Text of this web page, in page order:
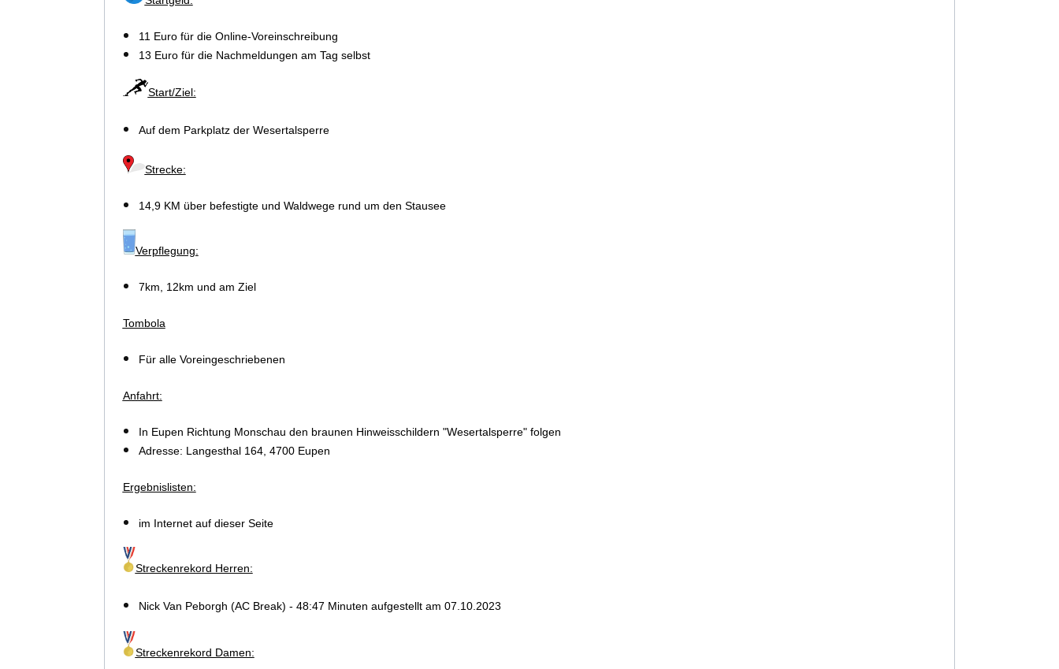
11 Euro für die Online-Voreinschreibung
13 Eurofür die Nachmeldungen am Tag selbst
Start/Ziel:
Auf dem Parkplatz der Wesertalsperre
Strecke:
14,9 KM über befestigte und Waldwege rund um den Stausee
Verpflegung:
7km, 12km und am Ziel
Tombola
Für alle Voreingeschriebenen
Anfahrt:
In Eupen Richtung Monschau den braunen Hinweisschildern "Wesertalsperre" folgen
Adresse: Langesthal 164, 4700 Eupen
Ergebnislisten:
im Internet auf dieser Seite
Streckenrekord Herren:
Nick Van Peborgh (AC Break) - 48:47 Minuten aufgestellt am 07 .10.2023
Streckenrekord Damen: